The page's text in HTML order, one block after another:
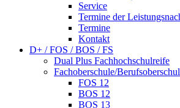
Service
Termine der
Termine
Kontakt
D+ / FOS / BOS / FS
Dual Plus Fachhochschulreife
Fachoberschule/
FOS 12
BOS 12
BOS 13